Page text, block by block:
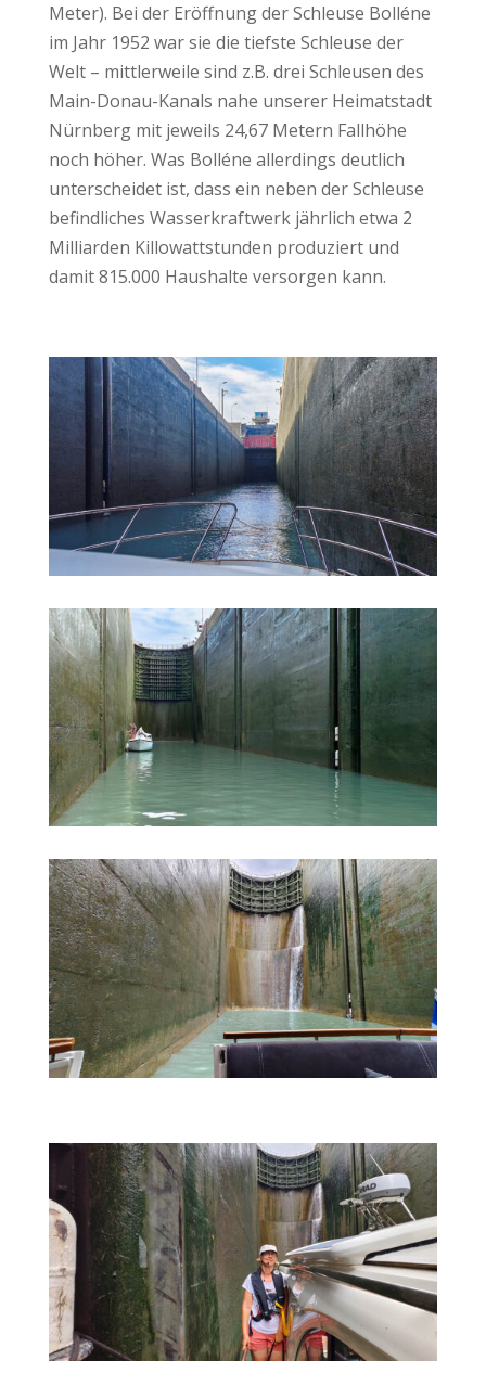
Meter). Bei der Eröffnung der Schleuse Bolléne
im Jahr 1952 war sie die tiefste Schleuse der
Welt – mittlerweile sind z.B. drei Schleusen des
Main-Donau-Kanals nahe unserer Heimatstadt
Nürnberg mit jeweils 24,67 Metern Fallhöhe
noch höher. Was Bolléne allerdings deutlich
unterscheidet ist, dass ein neben der Schleuse
befindliches Wasserkraftwerk jährlich etwa 2
Milliarden Killowattstunden produziert und
damit 815.000 Haushalte versorgen kann.